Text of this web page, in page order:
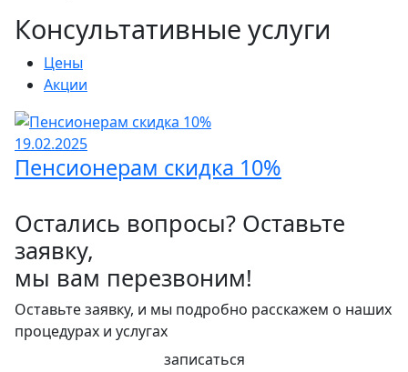
Консультативные услуги
Цены
Акции
19.02.2025
Пенсионерам скидка 10%
Остались вопросы? Оставьте
заявку,
мы вам перезвоним!
Оставьте заявку, и мы подробно расскажем о наших
процедурах и услугах
записаться